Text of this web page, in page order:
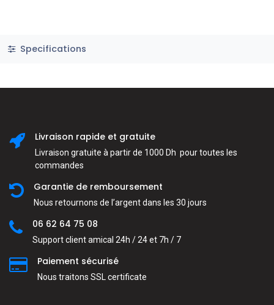
Specifications
Livraison rapide et gratuite
Livraison gratuite à partir de 1000 Dh pour toutes les
commandes
Garantie de remboursement
Nous retournons de l’argent dans les 30 jours
06 62 64 75 08
Support client amical 24h / 24 et 7h / 7
Paiement sécurisé
Nous traitons SSL сertificate